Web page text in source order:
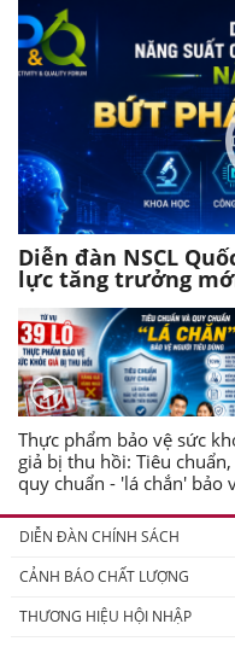
Diễn đàn NSCL
lực tăng trưởng
Thực phẩm bảo vệ sức
giả bị thu hồi: Tiêu chuẩn,
quy chuẩn - 'lá chắn' bảo
DIỄN ĐÀN CHÍNH SÁCH
CẢNH BÁO CHẤT LƯỢNG
THƯƠNG HIỆU HỘI NHẬP